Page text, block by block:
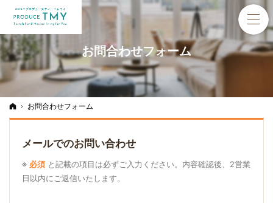
お問合わせフォーム
ホーム
お問合わせフォーム
メールでのお問い合わせ
※ 必須 と記載の項目は必ずご入力ください。内容確認後、2営業
日以内にご返信いたします。